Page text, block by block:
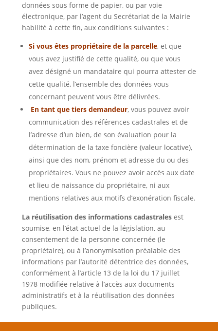
données sous forme de papier, ou par voie
électronique, par l’agent du Secrétariat de la Mairie
habilité à cette fin, aux conditions suivantes :
Si vous êtes propriétaire de la parcelle, et que
vous avez justifié de cette qualité, ou que vous
avez désigné un mandataire qui pourra attester de
cette qualité, l’ensemble des données vous
concernant peuvent vous être délivrées.
En tant que tiers demandeur, vous pouvez avoir
communication des références cadastrales et de
l’adresse d’un bien, de son évaluation pour la
détermination de la taxe foncière (valeur locative),
ainsi que des nom, prénom et adresse du ou des
propriétaires. Vous ne pouvez avoir accès aux date
et lieu de naissance du propriétaire, ni aux
mentions relatives aux motifs d’exonération fiscale.
La réutilisation des informations cadastralesest
soumise, en l’état actuel de la législation, au
consentement de la personne concernée (le
propriétaire), ou à l’anonymisation préalable des
informations par l’autorité détentrice des données,
conformément à l’article 13 de la loi du 17 juillet
1978 modifiée relative à l’accès aux documents
administratifs et à la réutilisation des données
publiques.